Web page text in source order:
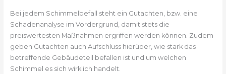
Bei jedem Schimmelbefall steht ein Gutachten, bzw. eine
Schadenanalyse im Vordergrund, damit stets die
preiswertesten Maßnahmen ergriffen werden können. Zudem
geben Gutachten auch Aufschluss hierüber, wie stark das
betreffende Gebäudeteil befallen ist und um welchen
Schimmel es sich wirklich handelt.